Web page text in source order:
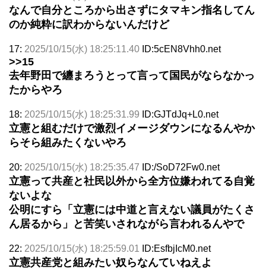
なんで自分ところから出さずにタマキン指名してん
のか純粋に訳わからないんだけど
17: 2025/10/15(水) 18:25:11.40 ID:5cEN8Vhh0.net
>>15
去年野田で纏まろうとって言って国民がならなかっ
たからやろ
18: 2025/10/15(水) 18:25:31.99 ID:GJTdJq+L0.net
立憲と組むだけで激烈イメージダウンになるんやか
らそら組みたくないやろ
20: 2025/10/15(水) 18:25:35.47 ID:/SoD72Fw0.net
立憲って共産と社民以外から全方位嫌われてる自覚
ないよな
公明にすら「立憲には中道と言えない議員がたくさ
ん居るから」と苦笑いされながら言われるんやで
22: 2025/10/15(水) 18:25:59.01 ID:EsfbjIcM0.net
立憲共産党と組みたい奴らなんていねえよ